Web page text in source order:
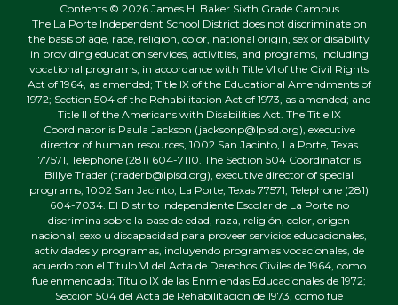
Contents © 2026 James H. Baker Sixth Grade Campus
The La Porte Independent School District does not discriminate on
the basis of age, race, religion, color, national origin, sex or disability
in providing education services, activities, and programs, including
vocational programs, in accordance with Title VI of the Civil Rights
Act of 1964, as amended; Title IX of the Educational Amendments of
1972; Section 504 of the Rehabilitation Act of 1973, as amended; and
Title II of the Americans with Disabilities Act. The Title IX
Coordinator is Paula Jackson (jacksonp@lpisd.org), executive
director of human resources, 1002 San Jacinto, La Porte, Texas
77571, Telephone (281) 604-7110. The Section 504 Coordinator is
Billye Trader (traderb@lpisd.org), executive director of special
programs, 1002 San Jacinto, La Porte, Texas 77571, Telephone (281)
604-7034. El Distrito Independiente Escolar de La Porte no
discrimina sobre la base de edad, raza, religión, color, origen
nacional, sexo u discapacidad para proveer servicios educacionales,
actividades y programas, incluyendo programas vocacionales, de
acuerdo con el Título VI del Acta de Derechos Civiles de 1964, como
fue enmendada; Título IX de las Enmiendas Educacionales de 1972;
Sección 504 del Acta de Rehabilitación de 1973, como fue